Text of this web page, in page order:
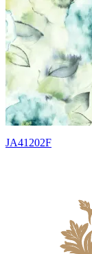
JA41202F